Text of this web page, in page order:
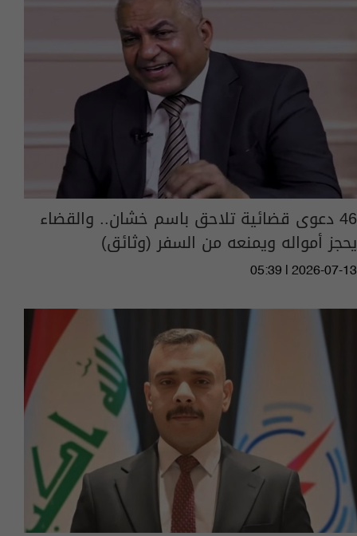
46 دعوى قضائية تلاحق باسم خشان.. والقضاء
يحجز أمواله ويمنعه من السفر (وثائق)
05:39 | 2026-07-13